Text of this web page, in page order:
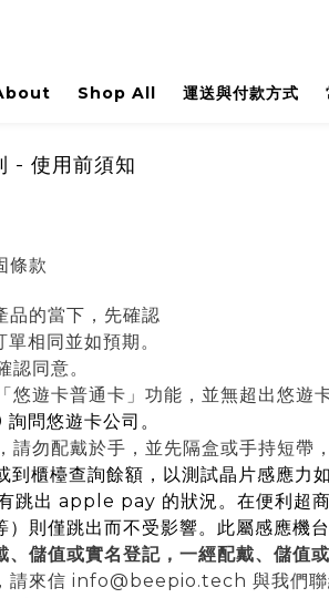
Shop All 運送與付款方式
- 使用前須知
條款
品的當下，先確認
相同並如預期。
認同意。
悠遊卡普通卡」功能，並無超出悠遊
問悠遊卡公司。
請勿配戴於手，並先隔盒或手持短
到櫃檯查詢餘額，以測試晶片感應力
跳出 apple pay 的狀況。在便利超
）則僅跳出而不受影響。此屬感應機
儲值或實名登記，一經配戴、儲值或
請來信 info@beepio.tech 與我們聯